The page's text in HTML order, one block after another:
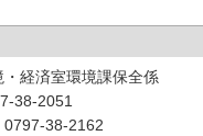
経済室環境課保全係
38-2051
0797-38-2162